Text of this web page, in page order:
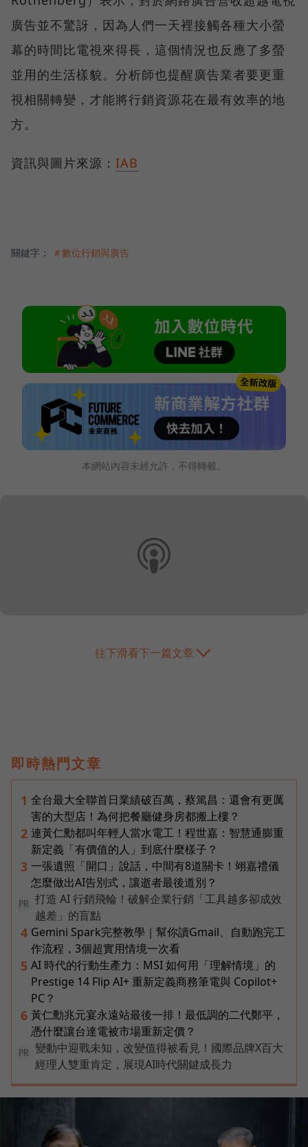
廣告並不驚訝，因為人們一天裡接觸各種大小螢
幕的時間比電視來得長，這個情況也反應了多螢
並用的生活樣貌。分析師也提醒廣告業者要更重
視相關轉變，才能將行銷資源花在最有效率的地
方。
資訊與圖片來源： IAB
關鍵字： ＃數位行銷與廣告
本網站內容未經允許，不得轉載。
往下滑看下一篇文章
即時熱門文章
1 全台最大全聯首日業績破百萬，蔡篤昌：還會有更厲
害的大型店！為何把餐廳健身房都搬上樓？
2 連黃仁勳都叫年輕人當水電工！程世嘉：智慧通膨重
新定義「有價值的人」到底什麼樣子？
3 一張遺照「開口」說話，中間有8道關卡！翊嘉禮儀
怎麼做出AI告別式，讓逝者最後道別？
PR
打造 AI 行銷飛輪！破解企業行銷「工具越多卻成效
越差」的盲點
4 Gemini Spark完整教學｜幫你讀Gmail、自動跑完工
作流程，3個超實用情境一次看
5 AI 時代的行動生產力：MSI 如何用「理解情境」的
Prestige 14 Flip AI+ 重新定義商務筆電與 Copilot+
PC？
6 黃仁勳兆元宴永遠站最後一排！最低調的二代鄭平，
憑什麼讓台達電被市場重新定價？
PR
變動中迎戰未知，改變值得被看見！國際品牌X百大
經理人雙重肯定，展現AI時代關鍵成長力